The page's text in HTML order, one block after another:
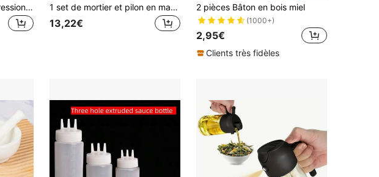
2 pièces Bouteilles de pression pour condiments, distributeur de sauce tomate/vinaigrette, bouteilles de pression en plastique pour condiments de cuisine
1 set de mortier et pilon en marbre de 3,5 pouces, convient pour broyer les pilules, les épices, l'ail, un petit bol à moudre, fournitures de cuisine (blanc, noir)
13,22€
2 pièces Bâton en bois miel
(1000+)
2,95€
Clients très fidèles